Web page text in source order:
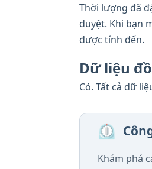
Thời lượng đã
duyệt. Khi bạn
được tính đến.
Dữ liệu
Có. Tất cả dữ
⏲️
Khám phá